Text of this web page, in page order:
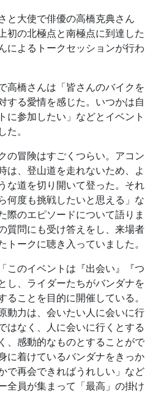
と大使で俳優の高橋克典さん
初の北極点と南極点に到達した
によるトークセッションが行わ
高橋さんは「皆さんのバイクを
する愛情を感じた。いつかは自
に参加したい」などとイベント
た。
の冒険はすごくつらい。アコン
は、登山道を走れないため、よ
な道を切り開いて登った。それ
何度も挑戦したいと思える」な
際のエピソードについて語りま
質問にも受け答えをし、来場者
トークに聴き入っていました。
このイベントは『出会い』『つ
し、ライダーたちがバンダナを
ることを目的に開催している。
動力は、会いたい人に会いに行
はなく、人に会いに行くとする
、感動的なものとすることがで
に着けているバンダナをきっか
で再会できればうれしい」など
全員が集まって「最高」の掛け